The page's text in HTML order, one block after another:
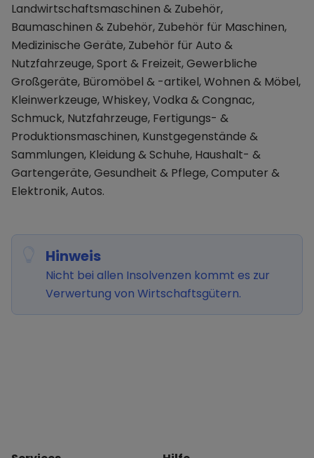
Landwirtschaftsmaschinen & Zubehör,
Baumaschinen & Zubehör, Zubehör für Maschinen,
Medizinische Geräte, Zubehör für Auto &
Nutzfahrzeuge, Sport & Freizeit, Gewerbliche
Großgeräte, Büromöbel & -artikel, Wohnen & Möbel,
Kleinwerkzeuge, Whiskey, Vodka & Congnac,
Schmuck, Nutzfahrzeuge, Fertigungs- &
Produktionsmaschinen, Kunstgegenstände &
Sammlungen, Kleidung & Schuhe, Haushalt- &
Gartengeräte, Gesundheit & Pflege, Computer &
Elektronik, Autos.
Hinweis
Nicht bei allen Insolvenzen kommt es zur
Verwertung von Wirtschaftsgütern.